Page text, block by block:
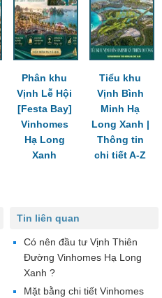
Phân khu
Vịnh Lễ Hội
[Festa Bay]
Vinhomes
Hạ Long
Xanh
Tiểu khu
Vịnh Bình
Minh Hạ
Long Xanh |
Thông tin
chi tiết A-Z
Tin liên quan
Có nên đầu tư Vịnh Thiên
Đường Vinhomes Hạ Long
Xanh ?
Mặt bằng chi tiết Vinhomes